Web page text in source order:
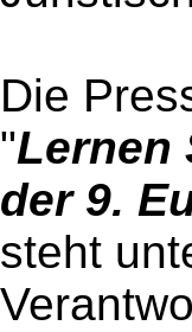
Die
"Lernen
der 9.
steht